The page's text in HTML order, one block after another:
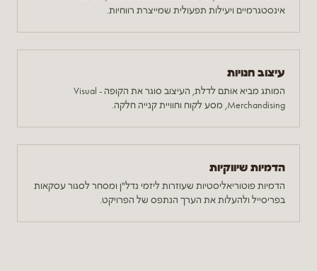
אינסטגרמיים ויעילות תפעולית שמייצרת רווחיות.
עיצוב חנויות
המותג מביא אותם לדלת, העיצוב סוגר את הקופה - Visual
Merchandising, מסע לקוח וחוויית קנייה חלקה.
הדמיות שיווקיות
הדמיות פוטוריאליסטיות שעוזרות ליזמי נדל"ן ומסחר לסגור עסקאות
בפריסייל ולהעלות את הערך הנתפס של הפרויקט.